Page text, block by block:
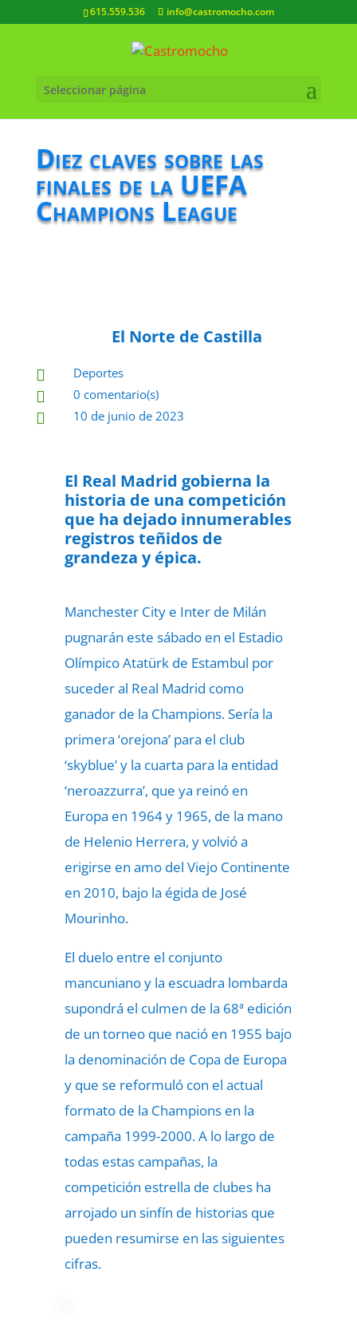
615.559.536 info@castromocho.com
Seleccionar página
Diez claves sobre las
finales de la UEFA
Champions League
El Norte de Castilla
 Deportes
 0 comentario(s)
 10 de junio de 2023
El Real Madrid gobierna la
historia de una competición
que ha dejado innumerables
registros teñidos de
grandeza y épica.
Manchester City e Inter de Milán
pugnarán este sábado en el Estadio
Olímpico Atatürk de Estambul por
suceder al Real Madrid como
ganador de la Champions. Sería la
primera ‘orejona’ para el club
‘skyblue’ y la cuarta para la entidad
‘neroazzurra’, que ya reinó en
Europa en 1964 y 1965, de la mano
de Helenio Herrera, y volvió a
erigirse en amo del Viejo Continente
en 2010, bajo la égida de José
Mourinho.
El duelo entre el conjunto
mancuniano y la escuadra lombarda
supondrá el culmen de la 68ª edición
de un torneo que nació en 1955 bajo
la denominación de Copa de Europa
y que se reformuló con el actual
formato de la Champions en la
campaña 1999-2000. A lo largo de
todas estas campañas, la
competición estrella de clubes ha
arrojado un sinfín de historias que
pueden resumirse en las siguientes
cifras.